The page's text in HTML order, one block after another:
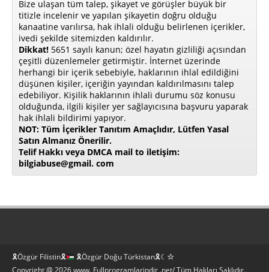
Bize ulaşan tüm talep, şikayet ve görüşler büyük bir
titizle incelenir ve yapılan şikayetin doğru olduğu
kanaatine varılırsa, hak ihlali olduğu belirlenen içerikler,
ivedi şekilde sitemizden kaldırılır.
Dikkat! 5651 sayılı kanun; özel hayatın gizliliği açısından
çeşitli düzenlemeler getirmiştir. İnternet üzerinde
herhangi bir içerik sebebiyle, haklarının ihlal edildiğini
düşünen kişiler, içeriğin yayından kaldırılmasını talep
edebiliyor. Kişilik haklarının ihlali durumu söz konusu
olduğunda, ilgili kişiler yer sağlayıcısına başvuru yaparak
hak ihlali bildirimi yapıyor.
NOT: Tüm İçerikler Tanıtım Amaçlıdır, Lütfen Yasal
Satın Almanız Önerilir.
Telif Hakkı veya DMCA mail to iletişim:
bilgiabuse@gmail. com
🎗Özgür Filistin🎗
🎗Özgür Doğu Türkistan🎗☾☆